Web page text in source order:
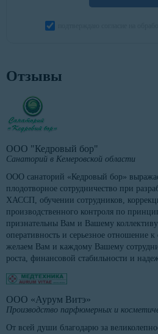
Отзывы
ООО "Кедровый бор"
Санаторий в Кемеровской области
ООО санаторий «Кедровый бор»
плодотворное сотрудничество при
ХАССП, обучении сотрудников,
производственного контроля по
признательны Вам и Вашему коллективу
оперативность и серьезное отношение
желаем Вам и каждому Вашему
роста, финансовой стабильности и
ООО «Аурум Витэ»
Производство парфюмерных и
От всей души благодарю за